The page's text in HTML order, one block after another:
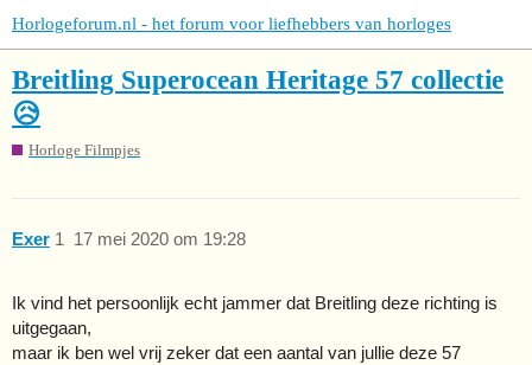
Horlogeforum.nl - het forum voor liefhebbers van horloges
Breitling Superocean Heritage 57 collectie
😥
Horloge Filmpjes
Exer 17 mei 2020 om 19:28
1
Ik vind het persoonlijk echt jammer dat Breitling deze richting is
uitgegaan,
maar ik ben wel vrij zeker dat een aantal van jullie deze 57